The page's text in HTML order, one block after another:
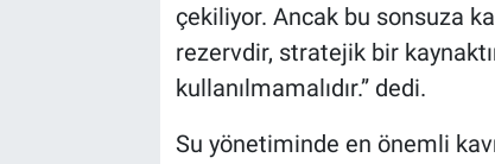
çekiliyor. Ancak bu sonsuza
rezervdir, stratejik bir
kullanılmamalıdır.” dedi.
Su yönetiminde en önemli